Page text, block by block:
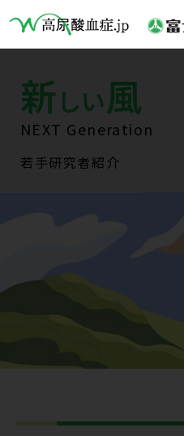
新 しい風
NEXT Generation
若手研究者紹介